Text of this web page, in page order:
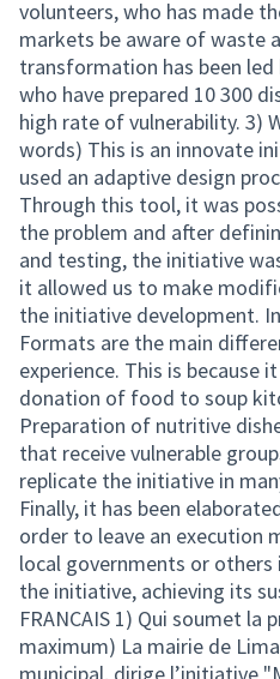
volunteers, who has made
markets be aware of waste
transformation has been led
who have prepared 10 300
high rate of vulnerability. 3)
words) This is an innovate
used an adaptive design
Through this tool, it was
the problem and after
and testing, the initiative
it allowed us to make
the initiative development.
Formats are the main
experience. This is because
donation of food to soup
Preparation of nutritive
that receive vulnerable
replicate the initiative in
Finally, it has been
order to leave an execution
local governments or
the initiative, achieving its
FRANCAIS 1) Qui soumet la
maximum) La mairie de